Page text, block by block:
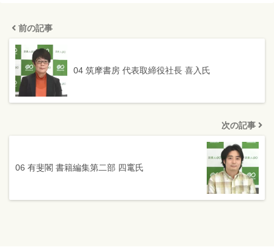
前の記事
04 筑摩書房 代表取締役社長 喜入氏
次の記事
06 有斐閣 書籍編集第二部 四竃氏